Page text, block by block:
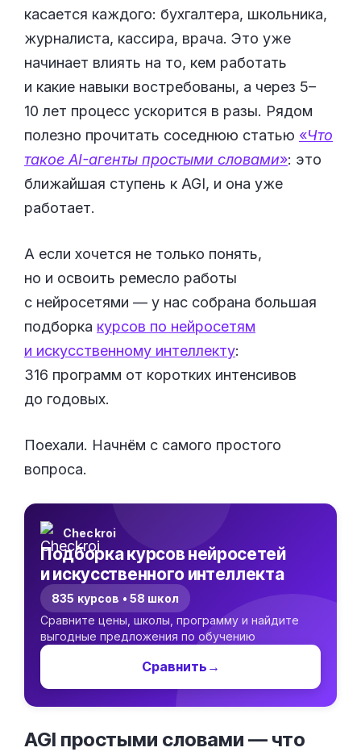
касается каждого: бухгалтера, школьника,
журналиста, кассира, врача. Это уже
начинает влиять на то, кем работать
и какие навыки востребованы, а через 5–
10 лет процесс ускорится в разы. Рядом
полезно прочитать соседнюю статью «Что
такое AI-агенты простыми словами»: это
ближайшая ступень к AGI, и она уже
работает.
А если хочется не только понять,
но и освоить ремесло работы
с нейросетями — у нас собрана большая
подборка курсов по нейросетям
и искусственному интеллекту:
316 программ от коротких интенсивов
до годовых.
Поехали. Начнём с самого простого
вопроса.
Checkroi
Подборка курсов нейросетей
и искусственного интеллекта
835 курсов • 58 школ
Сравните цены, школы, программу и найдите
выгодные предложения по обучению
Сравнить →
AGI простыми словами — что